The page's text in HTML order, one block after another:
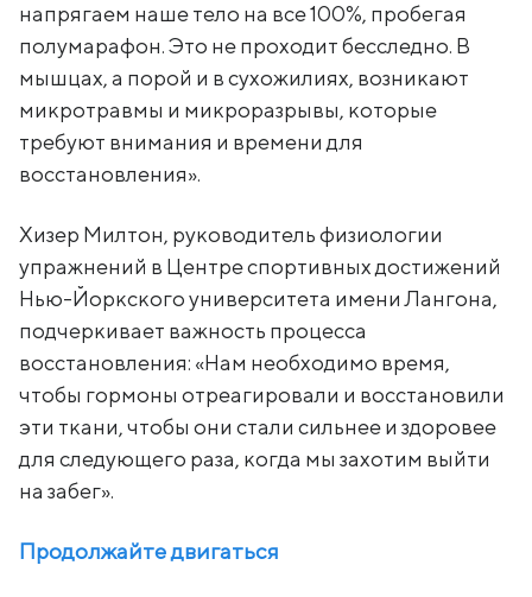
напрягаем наше тело на все 100%, пробегая
полумарафон. Это не проходит бесследно. В
мышцах, а порой и в сухожилиях, возникают
микротравмы и микроразрывы, которые
требуют внимания и времени для
восстановления».
Хизер Милтон, руководитель физиологии
упражнений в Центре спортивных достижений
Нью-Йоркского университета имени Лангона,
подчеркивает важность процесса
восстановления: «Нам необходимо время,
чтобы гормоны отреагировали и восстановили
эти ткани, чтобы они стали сильнее и здоровее
для следующего раза, когда мы захотим выйти
на забег».
Продолжайте двигаться